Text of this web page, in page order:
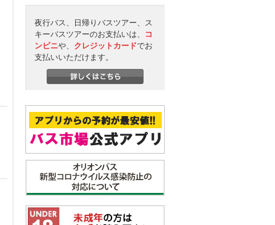
夜行バス、日帰りバスツアー、ス
キーバスツアーのお支払いは、
コ
ンビニや、 クレジットカードでお
支払いいただけます。